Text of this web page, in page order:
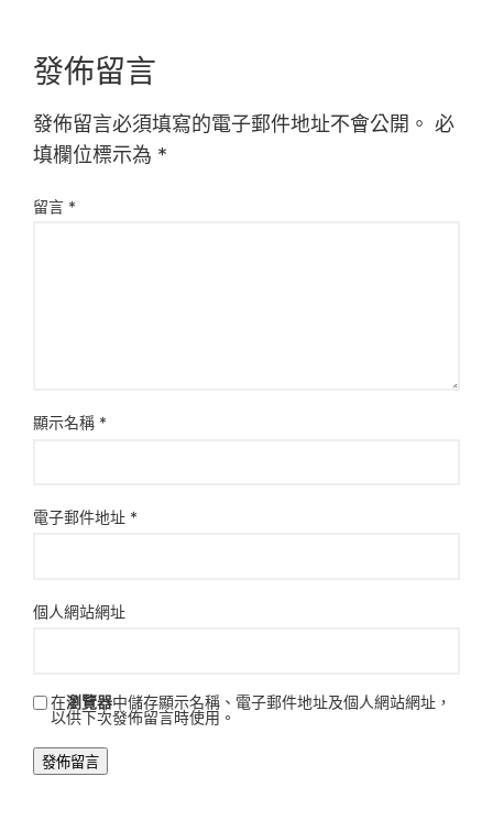
發佈留言
發佈留言必須填寫的電子郵件地址不會公開。 必
填欄位標示為 *
留言 *
顯示名稱 *
電子郵件地址 *
個人網站網址
在瀏覽器中儲存顯示名稱、電子郵件地址及個人網站網址，
以供下次發佈留言時使用。